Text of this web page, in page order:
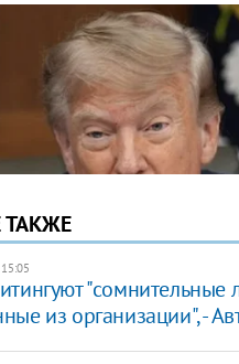
ТАКЖЕ
"сомнительные
из организации", -